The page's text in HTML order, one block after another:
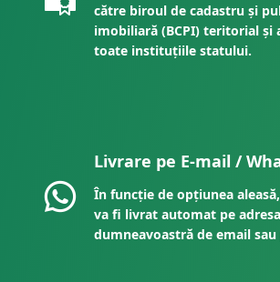
către biroul de cadastru și
imobiliară (BCPI) teritorial și
toate instituțiile statului.
Livrare pe E-mail /
În funcție de opțiunea
va fi livrat automat pe adresa
dumneavoastră de email